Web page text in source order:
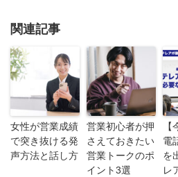
関連記事
女性が営業成績
で突き抜ける発
声方法と話し方
営業初心者が押
さえておきたい
営業トークのポ
イント3選
電
を
レ